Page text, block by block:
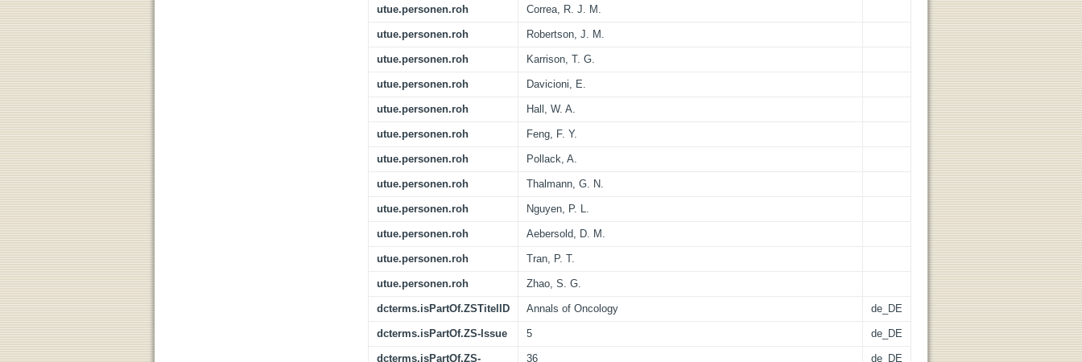
utue.personen.roh Correa, R. J. M.
utue.personen.roh Robertson, J. M.
utue.personen.roh Karrison, T. G.
utue.personen.roh Davicioni, E.
utue.personen.roh Hall, W. A.
utue.personen.roh Feng, F. Y.
utue.personen.roh Pollack, A.
utue.personen.roh Thalmann, G. N.
utue.personen.roh Nguyen, P. L.
utue.personen.roh Aebersold, D. M.
utue.personen.roh Tran, P. T.
utue.personen.roh Zhao, S. G.
dcterms.isPartOf.ZSTitelID Annals of Oncology de_DE
dcterms.isPartOf.ZS-Issue 5 de_DE
dcterms.isPartOf.ZS- 36 de_DE